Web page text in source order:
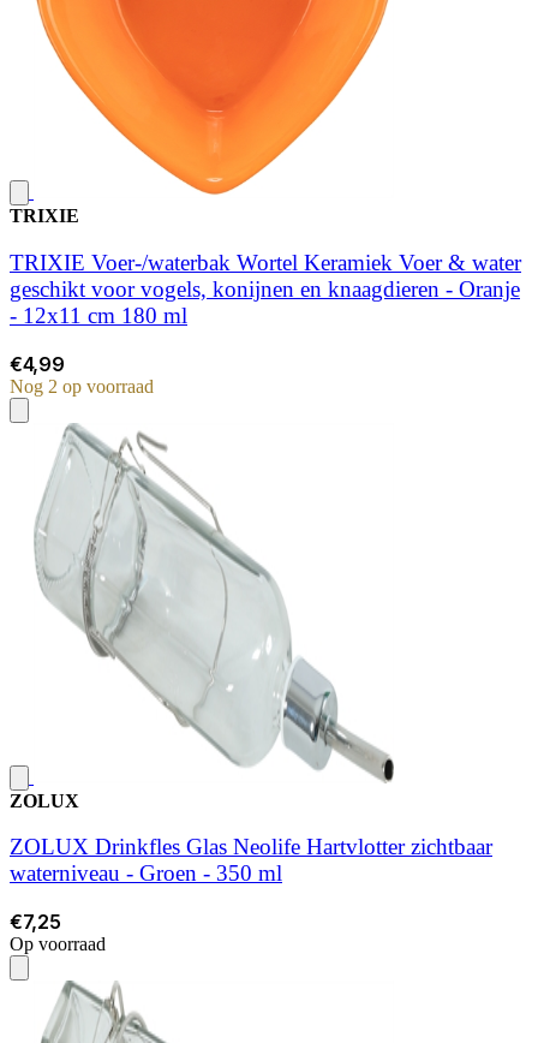
TRIXIE
TRIXIE Voer-/waterbak Wortel Keramiek Voer & water
geschikt voor vogels, konijnen en knaagdieren - Oranje
- 12x11 cm 180 ml
€4,99
Nog 2 op voorraad
ZOLUX
ZOLUX Drinkfles Glas Neolife Hartvlotter zichtbaar
waterniveau - Groen - 350 ml
€7,25
Op voorraad